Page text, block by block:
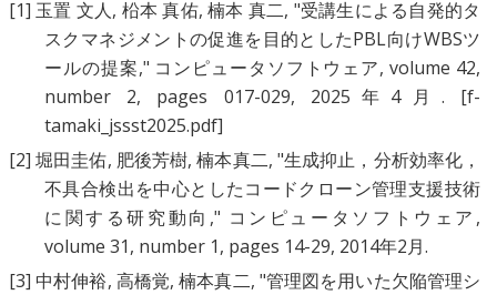
[1] 玉置 文人, 柗本 真佑,楠本 真二, "受講生による自発的タ
スクマネジメントの促進を目的としたPBL向けWBSツ
ールの提案," コンピュータソフトウェア, volume 42,
number 2, pages 017-029, 2025年4月. [f-
tamaki_jssst2025.pdf]
[2] 堀田圭佑, 肥後芳樹,楠本真二, "生成抑止，分析効率化，
不具合検出を中心としたコードクローン管理支援技術
に関する研究動向 ," コンピュータソフトウェア,
volume 31, number 1, pages 14-29, 2014年2月.
[3] 中村伸裕, 高橋覚,楠本真二, "管理図を用いた欠陥管理シ